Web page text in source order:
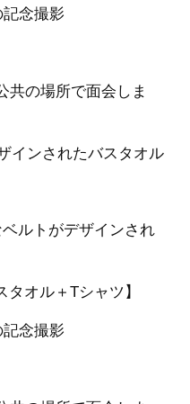
念撮影
の場所で面会しま
インされたバスタオル
ルトがデザインされ
オル＋Tシャツ】
念撮影